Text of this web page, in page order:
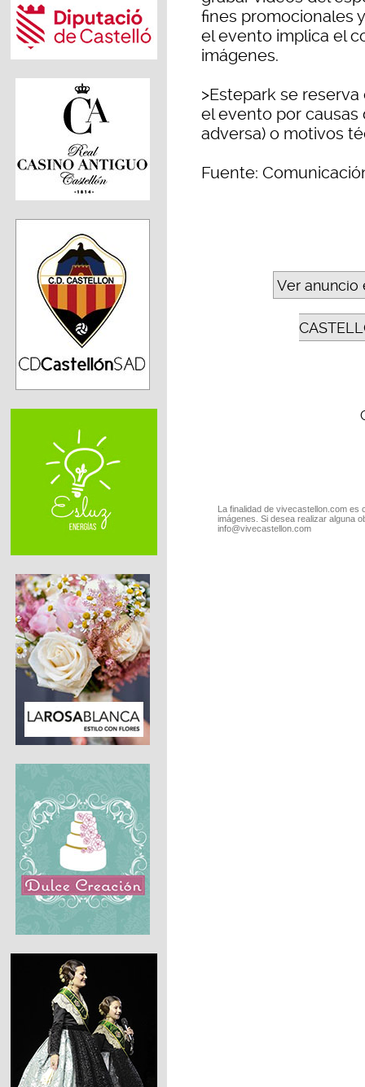
fines promocionales
el evento implica el
imágenes.
>Estepark se
el evento por
adversa) o motivos
Fuente:
Ver anuncio
La finalidad de vivecastellon.com
imágenes. Si desea realizar alguna
info@vivecastellon.com